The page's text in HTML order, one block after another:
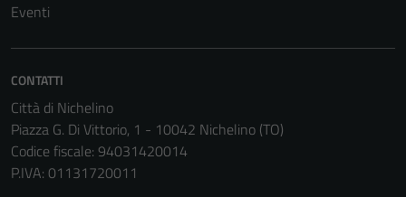
Eventi
CONTATTI
Città di Nichelino
Piazza G. Di Vittorio, 1 - 10042 Nichelino (TO)
Codice fiscale: 94031420014
P.IVA: 01131720011